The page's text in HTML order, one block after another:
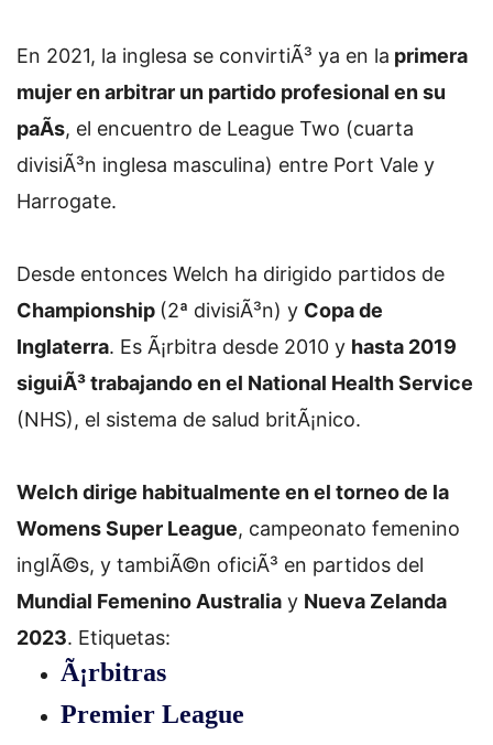
En 2021, la inglesa se convirtiÃ³ ya en la primera
mujer en arbitrar un partido profesional en su
paÃ­s, el encuentro de League Two (cuarta
divisiÃ³n inglesa masculina) entre Port Vale y
Harrogate.
Desde entonces Welch ha dirigido partidos de
Championship (2ª divisiÃ³n) y Copa de
Inglaterra. Es Ã¡rbitra desde 2010 y hasta 2019
siguiÃ³ trabajando en el National Health Service
(NHS), el sistema de salud britÃ¡nico.
Welch dirige habitualmente en el torneo de la
Womens Super League, campeonato femenino
inglÃ©s, y tambiÃ©n oficiÃ³ en partidos del
Mundial Femenino Australia y Nueva Zelanda
2023. Etiquetas:
Ã¡rbitras
Premier League